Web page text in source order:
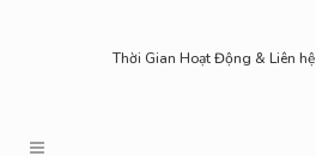
Thời Gian Hoạt Động & Liên hệ